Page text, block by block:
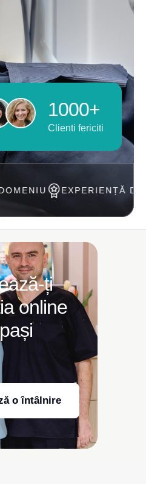
1000+
Clienti fericiti
DE PESTE 20 ANI
ți
online
o întâlnire